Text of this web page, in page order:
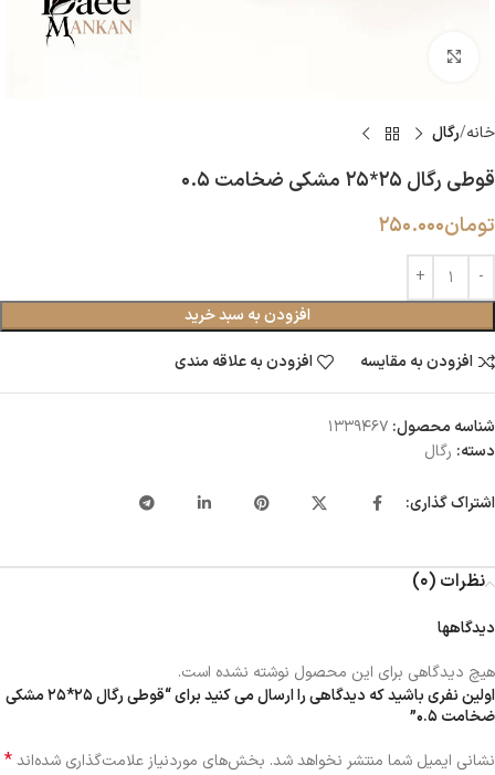
خانه رگال
قوطی رگال ۲۵*۲۵ مشکی ضخامت 0.5
تومان250.000
افزودن به سبد خرید
افزودن به مقایسه
افزودن به علاقه مندی
شناسه محصول: 1339467
دسته: رگال
اشتراک گذاری:
نظرات (0)
دیدگاهها
هیچ دیدگاهی برای این محصول نوشته نشده است.
اولین نفری باشید که دیدگاهی را ارسال می کنید برای “قوطی رگال ۲۵*۲۵ مشکی
ضخامت 0.5”
نشانی ایمیل شما منتشر نخواهد شد. بخش‌های موردنیاز علامت‌گذاری شده‌اند*